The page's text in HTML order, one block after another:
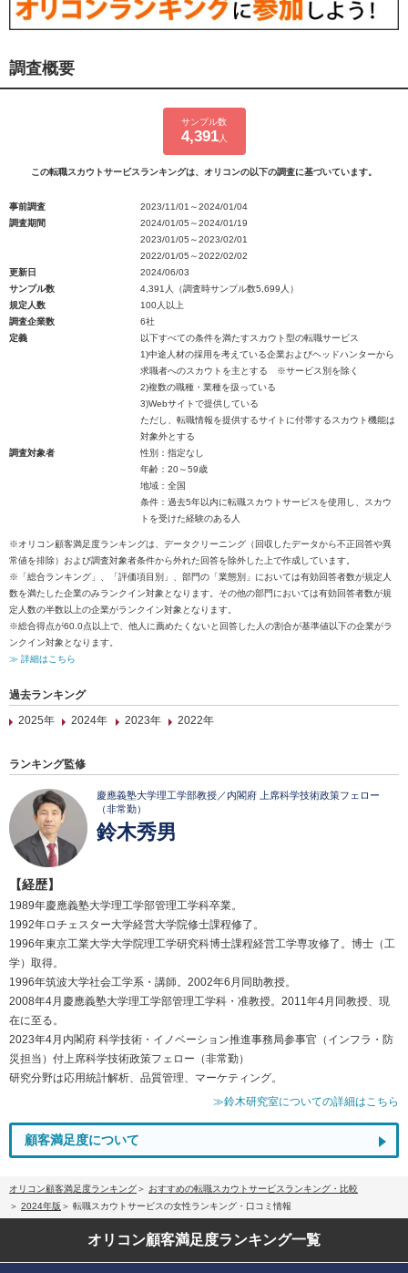
調査概要
サンプル数
4,391人
この転職スカウトサービスランキングは、オリコンの以下の調査に基づいています。
事前調査
2023/11/01～2024/01/04
調査期間
2024/01/05～2024/01/19
2023/01/05～2023/02/01
2022/01/05～2022/02/02
更新日
2024/06/03
サンプル数
4,391人（調査時サンプル数5,699人）
規定人数
100人以上
調査企業数
6社
定義
以下すべての条件を満たすスカウト型の転職サービス
1)中途人材の採用を考えている企業およびヘッドハンターから
求職者へのスカウトを主とする ※サービス別を除く
2)複数の職種・業種を扱っている
3)Webサイトで提供している
ただし、転職情報を提供するサイトに付帯するスカウト機能は
対象外とする
調査対象者
性別：指定なし
年齢：20～59歳
地域：全国
条件：過去5年以内に転職スカウトサービスを使用し、スカウ
トを受けた経験のある人
※オリコン顧客満足度ランキングは、データクリーニング（回収したデータから不正回答や異
常値を排除）および調査対象者条件から外れた回答を除外した上で作成しています。
※「総合ランキング」、「評価項目別」、部門の「業態別」においては有効回答者数が規定人
数を満たした企業のみランクイン対象となります。その他の部門においては有効回答者数が規
定人数の半数以上の企業がランクイン対象となります。
※総合得点が60.0点以上で、他人に薦めたくないと回答した人の割合が基準値以下の企業がラ
ンクイン対象となります。
≫ 詳細はこちら
過去ランキング
2025年
2024年 2023年 2022年
ランキング監修
慶應義塾大学理工学部教授／内閣府 上席科学技術政策フェロー
（非常勤）
鈴木秀男
【経歴】
1989年慶應義塾大学理工学部管理工学科卒業。
1992年ロチェスター大学経営大学院修士課程修了。
1996年東京工業大学大学院理工学研究科博士課程経営工学専攻修了。博士（工
学）取得。
1996年筑波大学社会工学系・講師。2002年6月同助教授。
2008年4月慶應義塾大学理工学部管理工学科・准教授。2011年4月同教授、現
在に至る。
2023年4月内閣府 科学技術・イノベーション推進事務局参事官（インフラ・防
災担当）付上席科学技術政策フェロー（非常勤）
研究分野は応用統計解析、品質管理、マーケティング。
≫鈴木研究室についての詳細はこちら
顧客満足度について
オリコン顧客満足度ランキング
おすすめの転職スカウトサービスランキング・比較
2024年版
転職スカウトサービスの女性ランキング・口コミ情報
オリコン顧客満足度ランキング一覧